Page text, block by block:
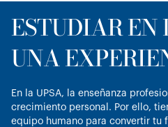
ESTUDIAR EN
UNA
En la UPSA, la enseñanza
crecimiento personal. Por ello,
equipo humano para convertir tu